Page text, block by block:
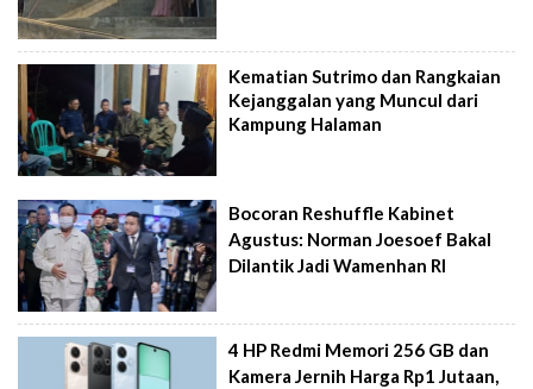
Kematian Sutrimo dan Rangkaian
Kejanggalan yang Muncul dari
Kampung Halaman
Bocoran Reshuffle Kabinet
Agustus: Norman Joesoef Bakal
Dilantik Jadi Wamenhan RI
4 HP Redmi Memori 256 GB dan
Kamera Jernih Harga Rp1 Jutaan,